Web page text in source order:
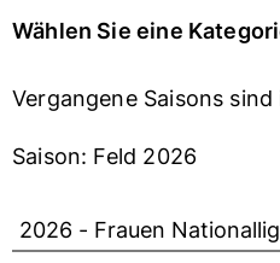
Wählen Sie eine
Vergangene Saisons sind
Saison: Feld 2026